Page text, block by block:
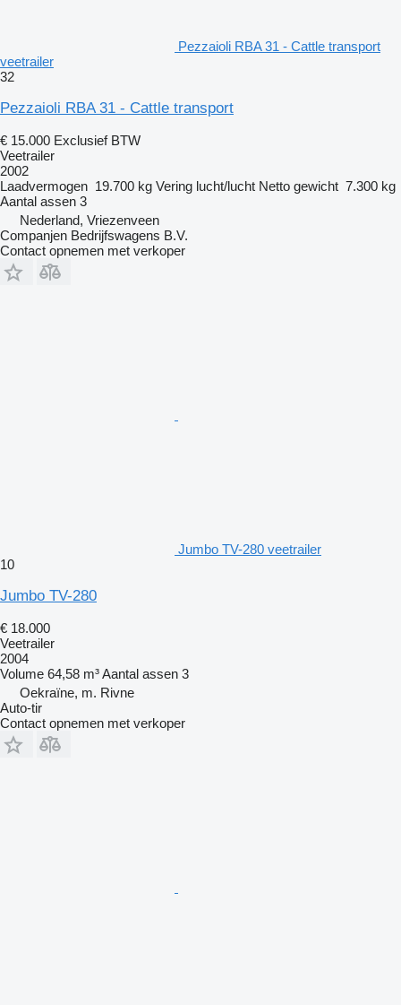
Pezzaioli RBA 31 - Cattle transport
veetrailer
32
Pezzaioli RBA 31 - Cattle transport
€ 15.000 Exclusief BTW
Veetrailer
2002
Laadvermogen 19.700 kg Vering lucht/lucht Netto gewicht 7.300 kg
Aantal assen 3
Nederland, Vriezenveen
Companjen Bedrijfswagens B.V.
Contact opnemen met verkoper
Jumbo TV-280 veetrailer
10
Jumbo TV-280
€ 18.000
Veetrailer
2004
Volume 64,58 m³Aantal assen 3
Oekraïne, m. Rivne
Auto-tir
Contact opnemen met verkoper